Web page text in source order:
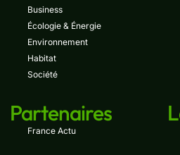
Business
Écologie & Énergie
Environnement
Habitat
Société
Partenaires
France Actu